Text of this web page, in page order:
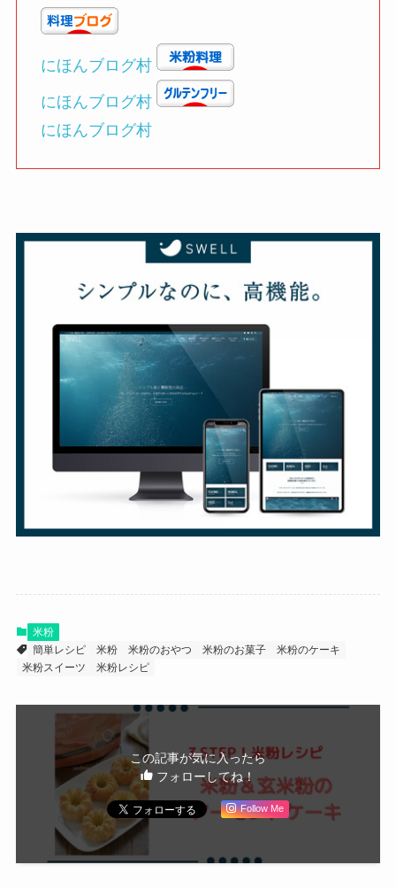
にほんブログ村
にほんブログ村
にほんブログ村
米粉
簡単レシピ
米粉 米粉のおやつ 米粉のお菓子
米粉のケーキ
米粉スイーツ
米粉レシピ
この記事が気に入ったら
フォローしてね！
Follow Me